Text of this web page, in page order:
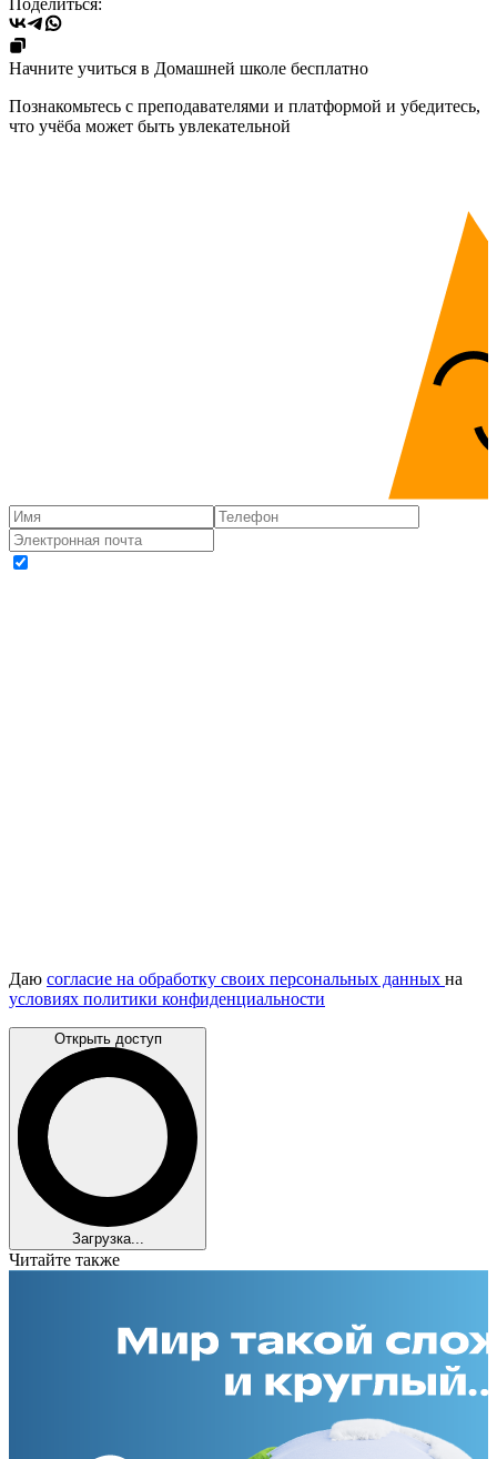
Начните учиться в Домашней школе бесплатно
Познакомьтесь с преподавателями и платформой и убедитесь,
что учёба может быть увлекательной
Даю согласие на обработку своих персональных данных на
условиях политики конфиденциальности
Открыть доступ
Загрузка...
Читайте также